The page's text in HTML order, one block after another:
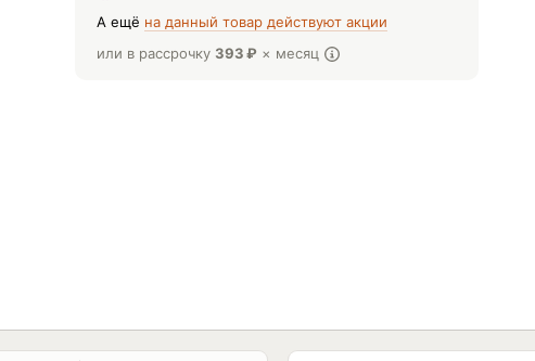
А ещё на данный товар действуют акции
или в рассрочку 393₽ × месяц